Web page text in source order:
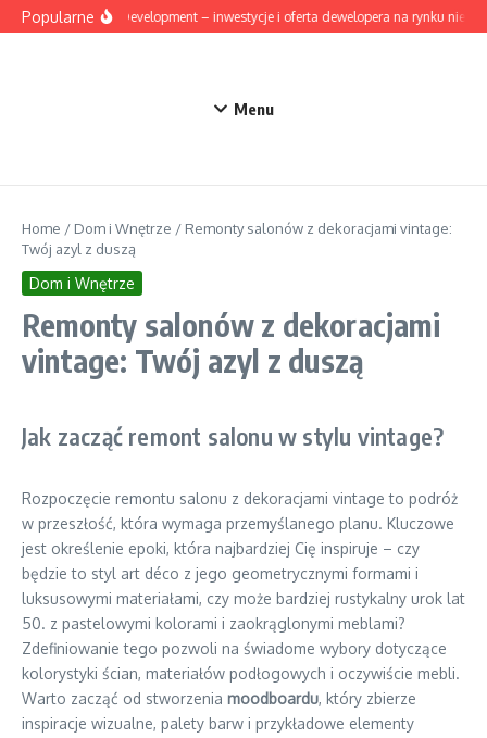
Przejdź do treści
PopularneMesta Development – inwestycje i oferta dewelopera na rynku
Menu
Home / Dom i Wnętrze / Remonty salonów z dekoracjami vintage:
Twój azyl z duszą
Dom i Wnętrze
Remonty salonów z dekoracjami
vintage: Twój azyl z duszą
Jak zacząć remont salonu w stylu vintage?
Rozpoczęcie remontu salonu z dekoracjami vintage to podróż
w przeszłość, która wymaga przemyślanego planu. Kluczowe
jest określenie epoki, która najbardziej Cię inspiruje – czy
będzie to styl art déco z jego geometrycznymi formami i
luksusowymi materiałami, czy może bardziej rustykalny urok lat
50. z pastelowymi kolorami i zaokrąglonymi meblami?
Zdefiniowanie tego pozwoli na świadome wybory dotyczące
kolorystyki ścian, materiałów podłogowych i oczywiście mebli.
Warto zacząć od stworzenia moodboardu, który zbierze
inspiracje wizualne, palety barw i przykładowe elementy